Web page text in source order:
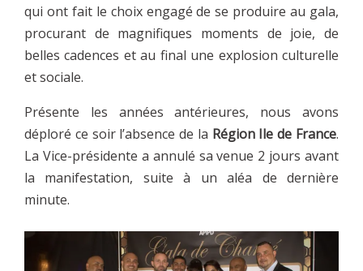
qui ont fait le choix engagé de se produire au gala,
procurant de magnifiques moments de joie, de
belles cadences et au final une explosion culturelle
et sociale.
Présente les années antérieures, nous avons
déploré ce soir l’absence de la Région Ile de France.
La Vice-présidente a annulé sa venue 2 jours avant
la manifestation, suite à un aléa de dernière
minute.